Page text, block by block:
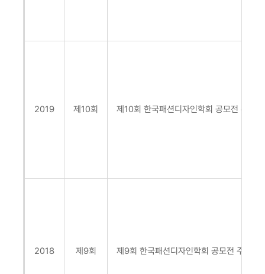
2019 제10회 제10회 한국패션디자인학회 공모전 주제:
2018 제9회 제9회 한국패션디자인학회 공모전 주제: